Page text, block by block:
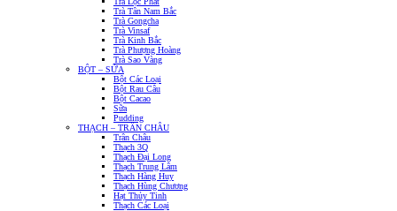
Trà Tân Nam Bắc
Trà Gongcha
Trà Vinsaf
Trà Kinh Bắc
Trà Phượng Hoàng
Trà Sao Vàng
BỘT – SỮA
Bột Các Loại
Bột Rau Câu
Bột Cacao
Sữa
Pudding
THẠCH – TRÂN CHÂU
Trân Châu
Thạch 3Q
Thạch Đại Long
Thạch Trung Lâm
Thạch Hàng Huy
Thạch Hùng Chương
Hạt Thủy Tinh
Thạch Các Loại